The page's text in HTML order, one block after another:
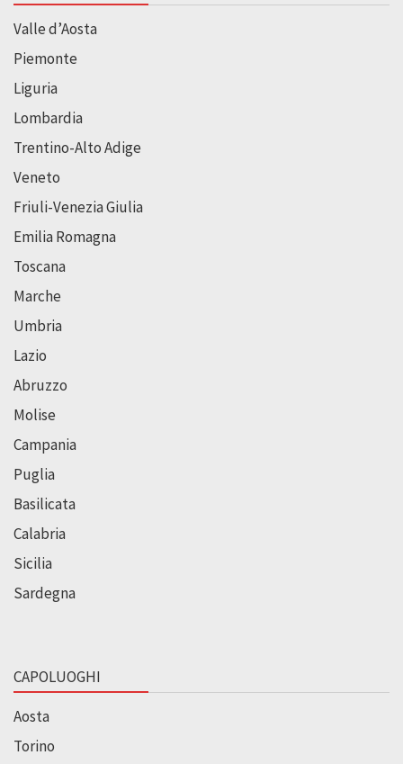
Valle d’Aosta
Piemonte
Liguria
Lombardia
Trentino-Alto Adige
Veneto
Friuli-Venezia Giulia
Emilia Romagna
Toscana
Marche
Umbria
Lazio
Abruzzo
Molise
Campania
Puglia
Basilicata
Calabria
Sicilia
Sardegna
CAPOLUOGHI
Aosta
Torino